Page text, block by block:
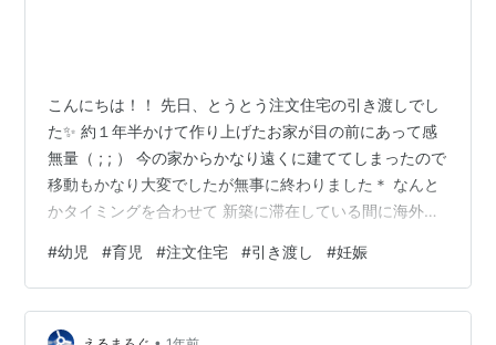
こんにちは！！ 先日、とうとう注文住宅の引き渡しでし
た✨ 約１年半かけて作り上げたお家が目の前にあって感
無量（ ; ; ） 今の家からかなり遠くに建ててしまったので
移動もかなり大変でしたが無事に終わりました＊ なんと
かタイミングを合わせて 新築に滞在している間に海外の
の手続きを私に一任されているので これからまだまだ大
変ですが お腹に気をつけながらがんばりたいと思います
♩ これから外構の工事が始まるので 庭や駐車場はまだ完
#幼児 #育児 #注文住宅 #引き渡し #妊娠